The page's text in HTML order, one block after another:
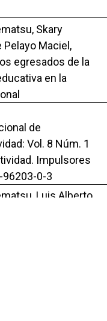
Skary
Pelayo Maciel,
egresados de la
en la
de
Vol. 8 Núm. 1
Impulsores
96203-0-3
Luis Alberto